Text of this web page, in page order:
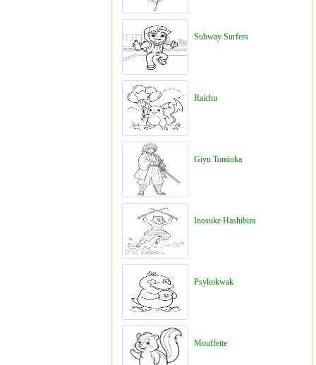
Subway Surfers
Raichu
Giyu Tomioka
Inosuke Hashibira
Psykokwak
Mouffette